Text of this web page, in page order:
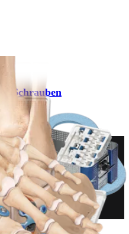
-Schrauben
Schulungsmöglichkeiten